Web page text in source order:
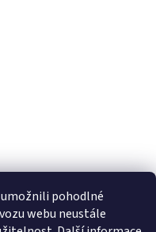
umožnili pohodlné
webu neustále